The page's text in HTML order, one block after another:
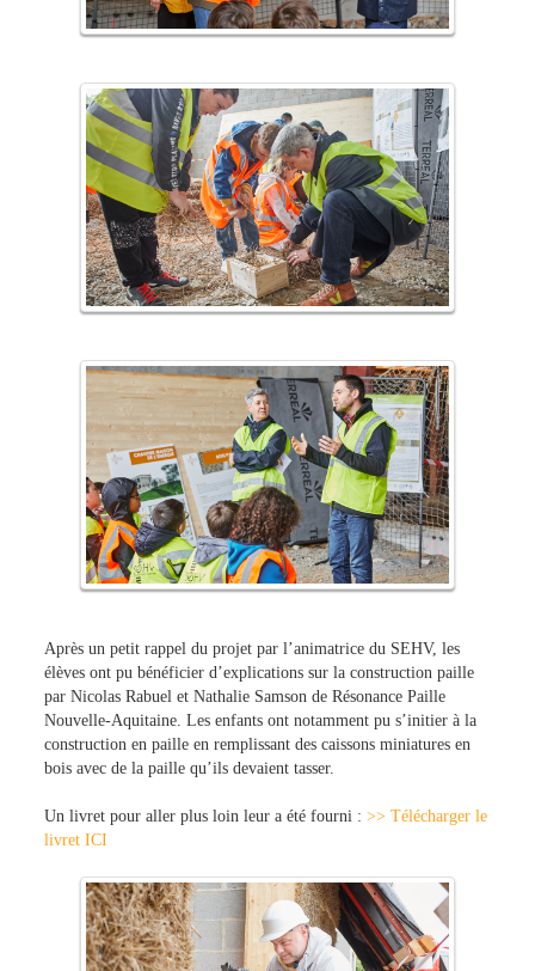
Après un petit rappel du projet par l’animatrice du SEHV, les
élèves ont pu bénéficier d’explications sur la construction paille
par Nicolas Rabuel et Nathalie Samson de Résonance Paille
Nouvelle‐Aquitaine. Les enfants ont notamment pu s’initier à la
construction en paille en remplissant des caissons miniatures en
bois avec de la paille qu’ils devaient tasser.
Un livret pour aller plus loin leur a été fourni :>> Télécharger le
livret ICI